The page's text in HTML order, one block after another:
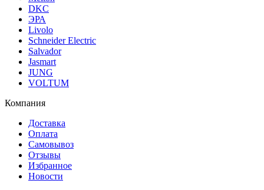
DKC
ЭРА
Livolo
Schneider Electric
Salvador
Jasmart
JUNG
VOLTUM
Компания
Доставка
Оплата
Самовывоз
Отзывы
Избранное
Новости